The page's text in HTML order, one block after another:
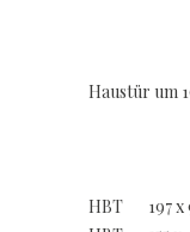
Haustür um
HBT 197 x